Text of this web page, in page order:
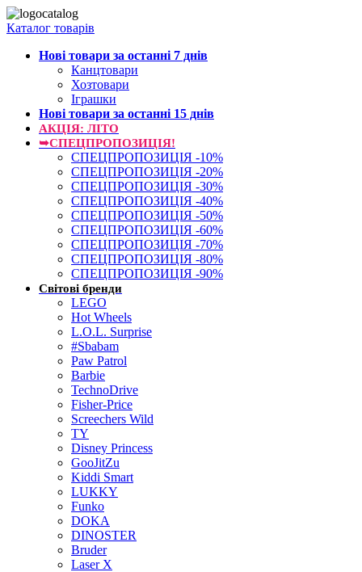
Каталог товарів
Нові товари за останнi 7 днiв
Канцтовари
Хозтовари
Іграшки
Нові товари за останнi 15 днiв
АКЦІЯ: ЛІТО
➥СПЕЦПРОПОЗИЦІЯ!
СПЕЦПРОПОЗИЦІЯ -10%
СПЕЦПРОПОЗИЦІЯ -20%
СПЕЦПРОПОЗИЦІЯ -30%
СПЕЦПРОПОЗИЦІЯ -40%
СПЕЦПРОПОЗИЦІЯ -50%
СПЕЦПРОПОЗИЦІЯ -60%
СПЕЦПРОПОЗИЦІЯ -70%
СПЕЦПРОПОЗИЦІЯ -80%
СПЕЦПРОПОЗИЦІЯ -90%
Світові бренди
LEGO
Hot Wheels
L.O.L. Surprise
#Sbabam
Paw Patrol
Barbie
TechnoDrive
Fisher-Price
Screechers Wild
TY
Disney Princess
GooJitZu
Kiddi Smart
LUKKY
Funko
DOKA
DINOSTER
Bruder
Laser X